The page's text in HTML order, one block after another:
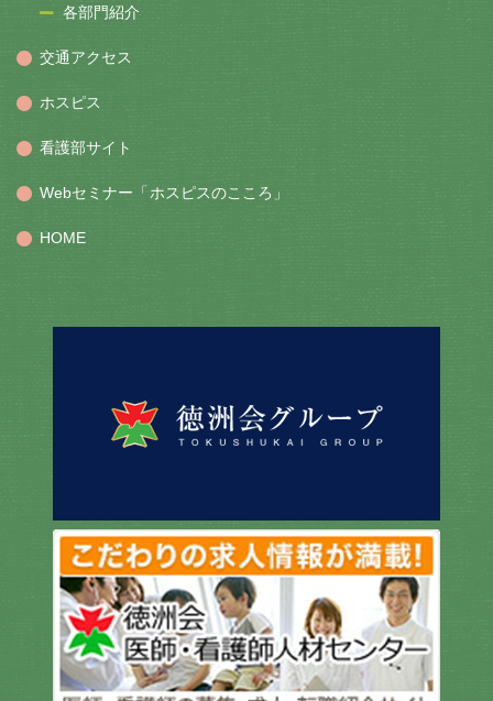
各部門紹介
交通アクセス
ホスピス
看護部サイト
Webセミナー「ホスピスのこころ」
HOME